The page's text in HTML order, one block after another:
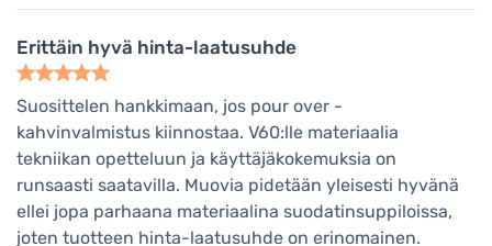
Erittäin hyvä hinta-laatusuhde
Suosittelen hankkimaan, jos pour over -
kahvinvalmistus kiinnostaa. V60:lle materiaalia
tekniikan opetteluun ja käyttäjäkokemuksia on
runsaasti saatavilla. Muovia pidetään yleisesti hyvänä
ellei jopa parhaana materiaalina suodatinsuppiloissa,
joten tuotteen hinta-laatusuhde on erinomainen.